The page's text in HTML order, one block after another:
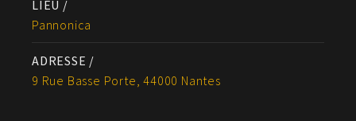
LIEU /
Pannonica
ADRESSE /
9 Rue Basse Porte, 44000 Nantes